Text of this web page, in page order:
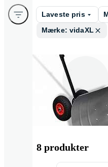
Laveste pris
Mærke: vidaXL
Snöskyffel
8 produkter